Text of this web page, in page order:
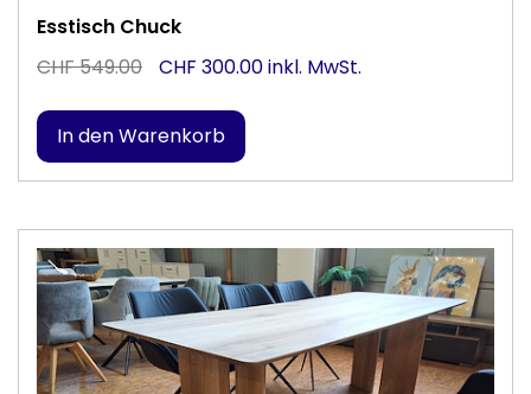
Esstisch Chuck
CHF 549.00
CHF 300.00 inkl. MwSt.